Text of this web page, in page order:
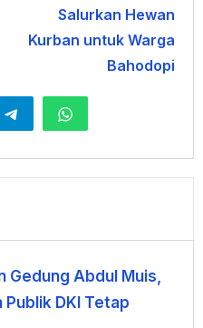
Salurkan Hewan
Kurban untuk Warga
Bahodopi
Gedung Abdul Muis,
Publik DKI Tetap